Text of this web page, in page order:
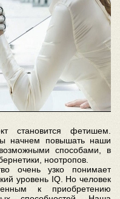
становится фетишем.
начнем повышать наши
способами, в
ноотропов.
очень узко понимает
уровень IQ. Но человек
к приобретению